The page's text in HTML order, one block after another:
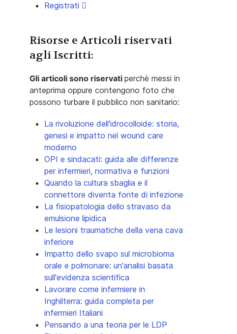
Registrati
Risorse e Articoli riservati
agli Iscritti:
Gli articoli sono riservati perchè messi in
anteprima oppure contengono foto che
possono turbare il pubblico non sanitario:
La rivoluzione dell'idrocolloide: storia,
genesi e impatto nel wound care
moderno
OPI e sindacati: guida alle differenze
per infermieri, normativa e funzioni
Quando la cultura sbaglia e il
connettore diventa fonte di infezione
La fisiopatologia dello stravaso da
emulsione lipidica
Le lesioni traumatiche della vena cava
inferiore
Impatto dello svapo sul microbioma
orale e polmonare: un'analisi basata
sull'evidenza scientifica
Lavorare come infermiere in
Inghilterra: guida completa per
infermieri Italiani
Pensando a una teoria per le LDP